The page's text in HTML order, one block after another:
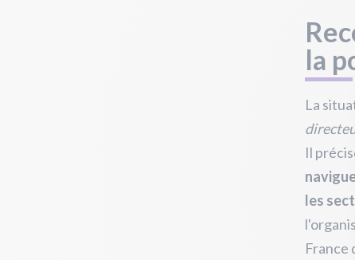
la
La
Il
les
France